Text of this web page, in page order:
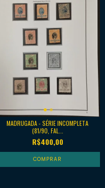
MADRUGADA - SÉRIE INCOMPLETA
(81/90, FAL...
R$400,00